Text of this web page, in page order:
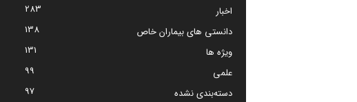
اخبار
283
دانستی های بیماران خاص
138
ویژه ها
131
علمی
99
دسته‌بندی نشده
97